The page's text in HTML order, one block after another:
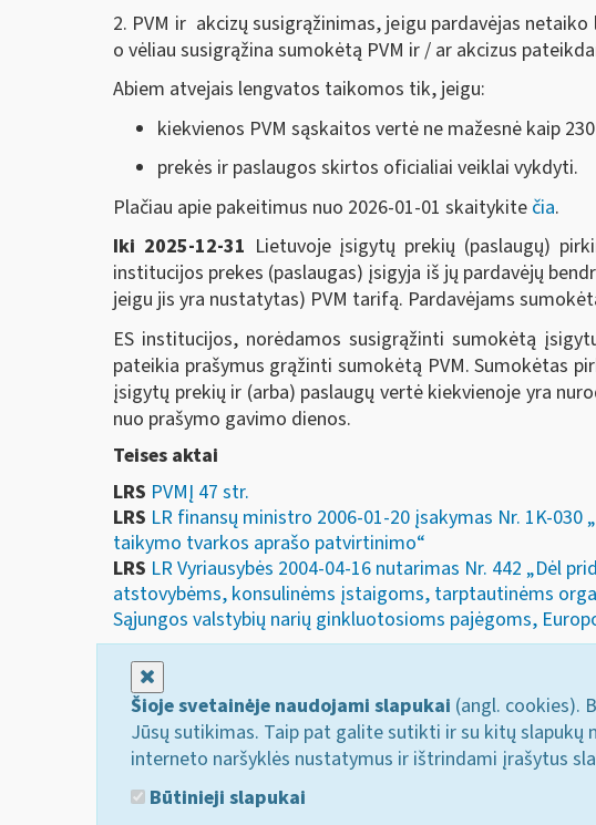
2. PVM ir akcizų susigrąžinimas, jeigu pardavėjas
o vėliau susigrąžina sumokėtą PVM ir / ar akcizus
Abiem atvejais lengvatos taikomos tik, jeigu:
kiekvienos PVM sąskaitos vertė ne mažesnė kaip
prekės ir paslaugos skirtos oficialiai veiklai vykdyti.
Plačiau apie pakeitimus nuo 2026-01-01 skaitykite čia.
Iki 2025-12-31 Lietuvoje įsigytų prekių (paslaugų)
institucijos prekes (paslaugas) įsigyja iš jų pardavėjų
jeigu jis yra nustatytas) PVM tarifą. Pardavėjams
ES institucijos, norėdamos susigrąžinti sumokėtą
pateikia prašymus grąžinti sumokėtą PVM. Sumokėtas
įsigytų prekių ir (arba) paslaugų vertė kiekvienoje yra
nuo prašymo gavimo dienos.
Teises aktai
LRS PVMĮ 47 str.
LRS LR finansų ministro 2006-01-20 įsakymas Nr. 1K-
taikymo tvarkos aprašo patvirtinimo“
LRS LR Vyriausybės 2004-04-16 nutarimas Nr. 442 „Dėl
atstovybėms, konsulinėms įstaigoms, tarptautinėms
Sąjungos valstybių narių ginkluotosioms pajėgoms,
Šioje svetainėje naudojami slapukai (angl. cookies).
Jūsų sutikimas. Taip pat galite sutikti ir su kitų
interneto naršyklės nustatymus ir ištrindami įrašytus
Būtinieji slapukai